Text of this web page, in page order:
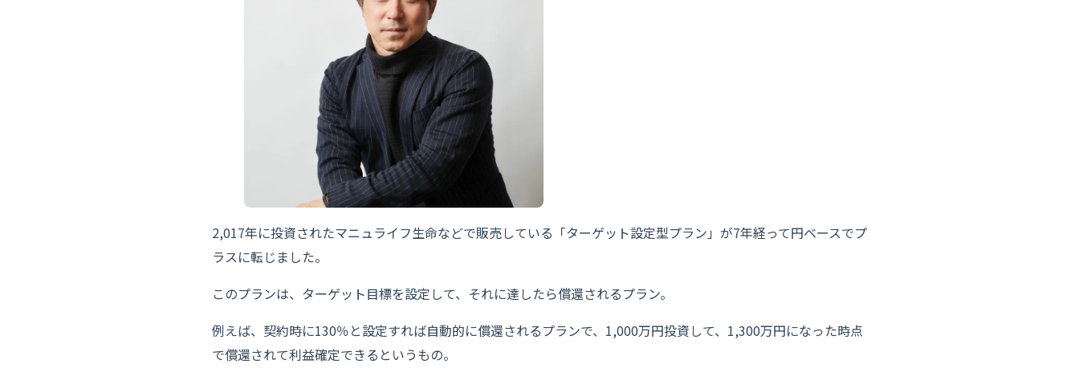
2,017年に投資されたマニュライフ生命などで販売している「ターゲット設定型プラン」が7年経って円ベースでプ
ラスに転じました。
このプランは、ターゲット目標を設定して、それに達したら償還されるプラン。
例えば、契約時に130％と設定すれば自動的に償還されるプランで、1,000万円投資して、1,300万円になった時点
で償還されて利益確定できるというもの。